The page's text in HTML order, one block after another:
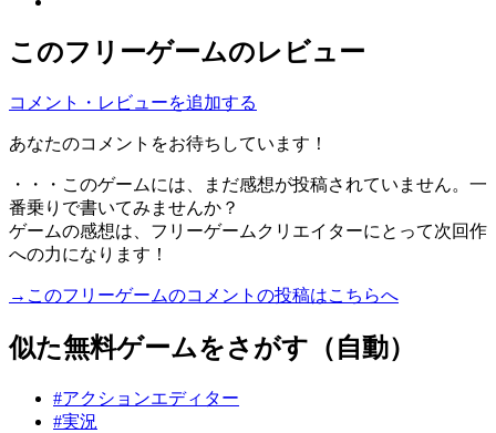
このフリーゲームのレビュー
コメント・レビューを追加する
あなたのコメントをお待ちしています！
・・・このゲームには、まだ感想が投稿されていません。一
番乗りで書いてみませんか？
ゲームの感想は、フリーゲームクリエイターにとって次回作
への力になります！
→このフリーゲームのコメントの投稿はこちらへ
似た無料ゲームをさがす（自動）
#アクションエディター
#実況